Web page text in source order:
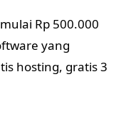
Rp 500.000
yang
hosting, gratis 3